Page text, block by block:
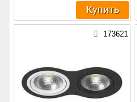
Купить
173621